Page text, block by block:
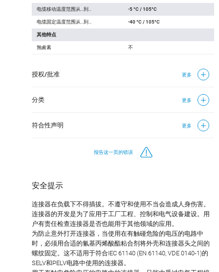
电缆移动温度范围从…到… -5 °C / 105°C
电缆固定温度范围从…到… -40 °C / 105°C
其他特点
無鹵素 不
授权/批准 更多
分类 更多
符合性声明 更多
报告这一页的错误
安全提示
连接器在负载下不得插拔。不遵守和使用不当会造成人身伤害。
连接器的开发是为了应用于工厂工程、控制和电气设备建设。用
户有责任检查连接器是否也能用于其他领域的应用。
为防止意外打开连接器，当使用在有触碰危险的电压的电路中
时，必须用合适的氰基丙烯酸酯粘合剂将外壳和连接器头之间的
螺纹固定。这不适用于符合IEC 61140 (EN 61140, VDE 0140-1)的
SELV和PELV电路中使用的连接器。